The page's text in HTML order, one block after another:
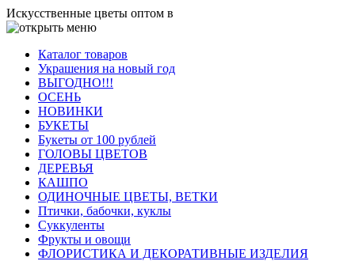
Искусственные цветы оптом в
Каталог товаров
Украшения на новый год
ВЫГОДНО!!!
ОСЕНЬ
НОВИНКИ
БУКЕТЫ
Букеты от 100 рублей
ГОЛОВЫ ЦВЕТОВ
ДЕРЕВЬЯ
КАШПО
ОДИНОЧНЫЕ ЦВЕТЫ, ВЕТКИ
Птички, бабочки, куклы
Суккуленты
Фрукты и овощи
ФЛОРИСТИКА И ДЕКОРАТИВНЫЕ ИЗДЕЛИЯ